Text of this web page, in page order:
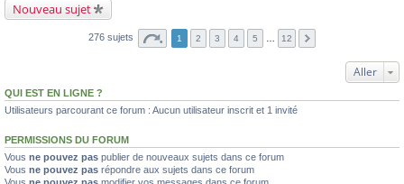
Nouveau sujet
276 sujets 1 2 3 4 5 12
Aller
QUI EST EN LIGNE ?
Utilisateurs parcourant ce forum : Aucun utilisateur inscrit et 1 invité
PERMISSIONS DU FORUM
Vous ne pouvez pas publier de nouveaux sujets dans ce forum
Vous ne pouvez pas répondre aux sujets dans ce forum